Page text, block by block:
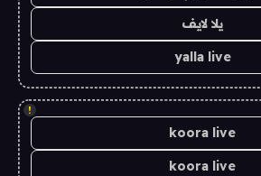
يلا لايف
yalla live
!
koora live
koora live